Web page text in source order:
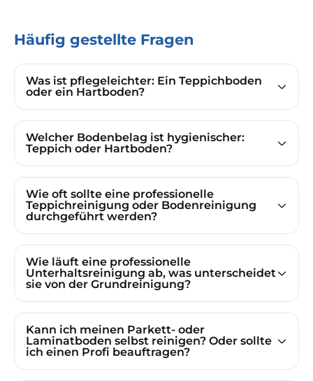
Häufig gestellte Fragen
Was ist pflegeleichter: Ein Teppichboden
oder ein Hartboden?
Welcher Bodenbelag ist hygienischer:
Teppich oder Hartboden?
Wie oft sollte eine professionelle
Teppichreinigung oder Bodenreinigung
durchgeführt werden?
Wie läuft eine professionelle
Unterhaltsreinigung ab, was unterscheidet
sie von der Grundreinigung?
Kann ich meinen Parkett- oder
Laminatboden selbst reinigen? Oder sollte
ich einen Profi beauftragen?